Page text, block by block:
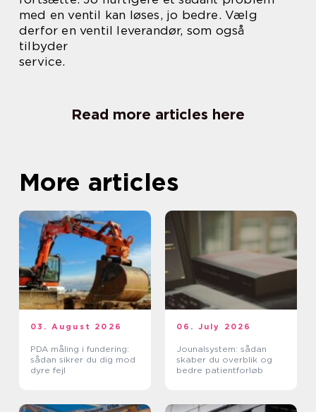
med en ventil kan løses, jo bedre. Vælg
derfor en ventil leverandør, som også
tilbyder
service.
Read more articles here
More articles
03. August 2026
PDA måling i fundering:
sådan sikrer du dig mod
dyre fejl
06. July 2026
Jounalsystem: sådan
skaber du overblik og
bedre patientforløb